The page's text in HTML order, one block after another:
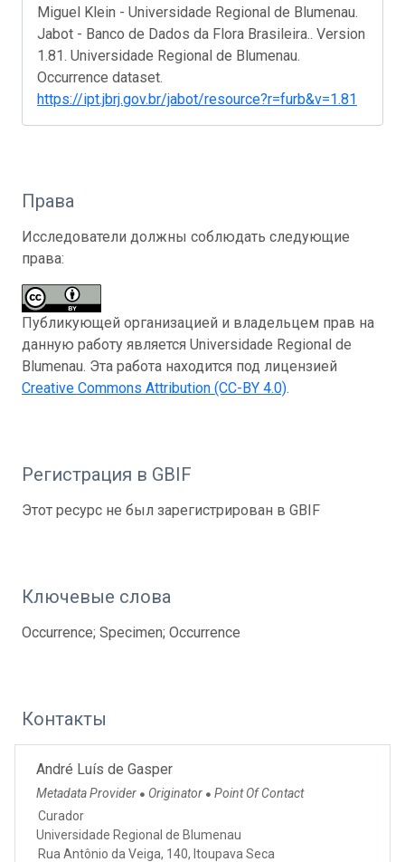
Miguel Klein - Universidade Regional de Blumenau.
Jabot - Banco de Dados da Flora Brasileira.. Version
1.81. Universidade Regional de Blumenau.
Occurrence dataset.
https://ipt.jbrj.gov.br/jabot/resource?r=furb&v=1.81
Права
Исследователи должны соблюдать следующие
права:
Публикующей организацией и владельцем прав на
данную работу является Universidade Regional de
Blumenau. Эта работа находится под лицензией
Creative Commons Attribution (CC-BY 4.0).
Регистрация в GBIF
Этот ресурс не был зарегистрирован в GBIF
Ключевые слова
Occurrence; Specimen; Occurrence
Контакты
André Luís de Gasper
Metadata Provider ● Originator ● Point Of Contact
Curador
Universidade Regional de Blumenau
Rua Antônio da Veiga, 140, Itoupava Seca